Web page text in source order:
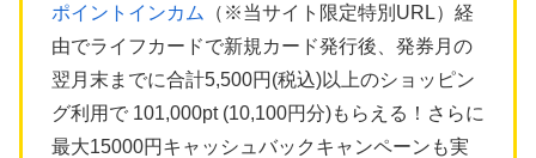
ポイントインカム
（※当サイト限定特別URL）経
由でライフカードで新規カード発行後、発券月の
翌月末までに合計5,500円(税込)以上のショッピン
グ利用で 101,000pt (10,100円分)もらえる！さらに
最大15000円キャッシュバックキャンペーンも実